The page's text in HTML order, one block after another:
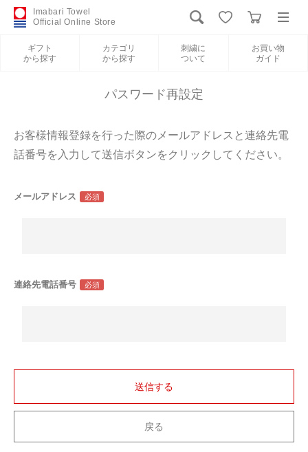
Imabari Towel
Official Online Store
ギフト
から探す
カテゴリ
から探す
刺繍に
ついて
お買い物
ガイド
新規会員登録
カテゴリから探す
刺繍について
International Shipping
当サイトについて
パスワード再設定
お客様情報登録を行った際のメールアドレスと連絡先電
話番号を入力して送信ボタンをクリックしてください。
メールアドレス
連絡先電話番号